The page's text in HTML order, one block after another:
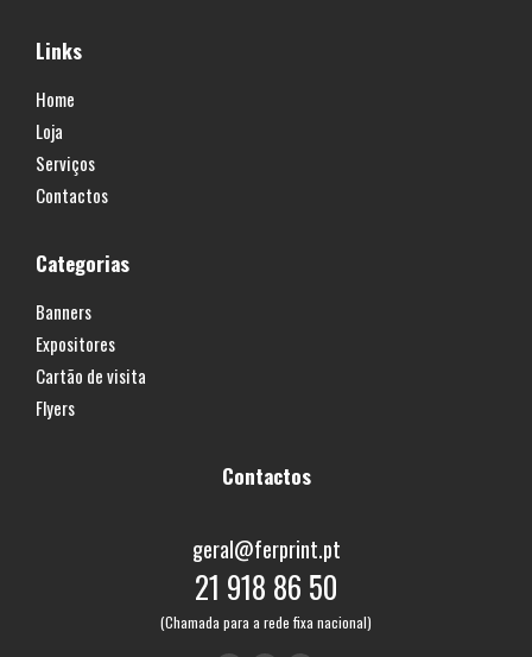
Links
Home
Loja
Serviços
Contactos
Categorias
Banners
Expositores
Cartão de visita
Flyers
Contactos
geral@ferprint.pt
21 918 86 50
(Chamada para a rede fixa nacional)